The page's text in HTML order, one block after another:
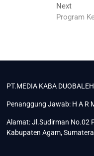
NextNext
post:
Program
PT.MEDIA KABA DUOBALEH
Penanggung Jawab: H A R
Alamat: Jl.Sudirman No.02
Kabupaten Agam,